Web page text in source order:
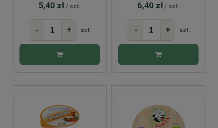
5,40 zł / szt.
- + szt.
6,40 zł / szt.
- + szt.